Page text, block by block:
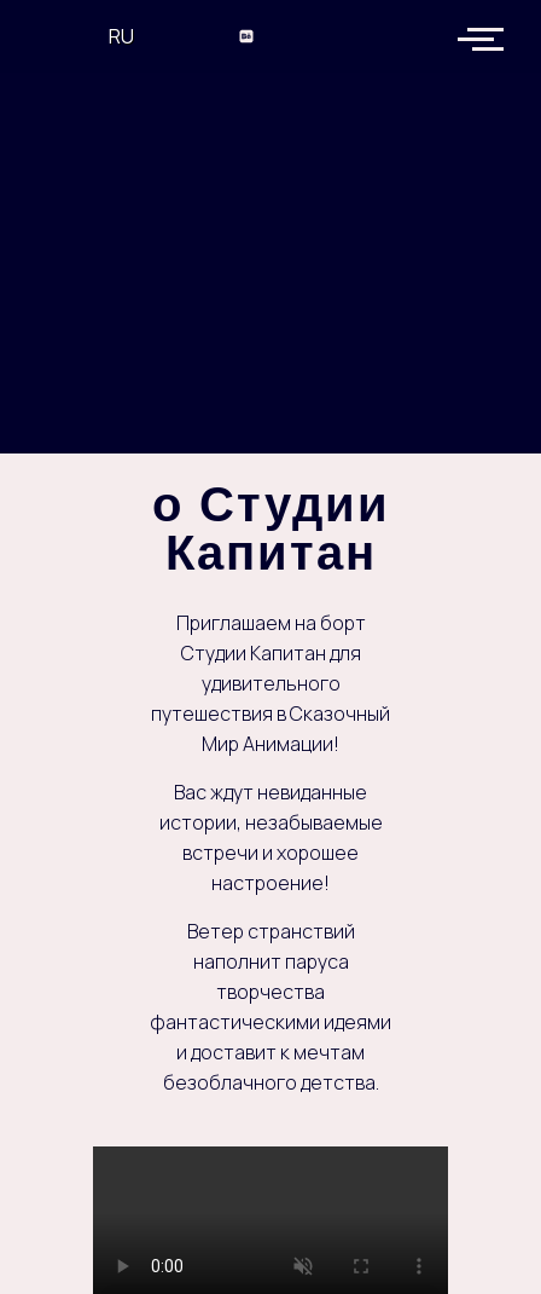
RU
o Студии
Капитан
Приглашаем на борт
Студии Капитан для
удивительного
путешествия в Сказочный
Мир Анимации!
Вас ждут невиданные
истории, незабываемые
встречи и хорошее
настроение!
Ветер странствий
наполнит паруса
творчества
фантастическими идеями
и доставит к мечтам
безоблачного детства.